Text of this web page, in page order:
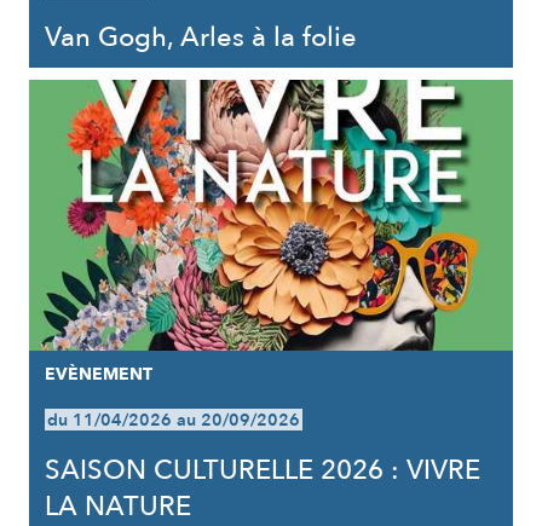
Van Gogh, Arles à la folie
EVÈNEMENT
du 11/04/2026 au 20/09/2026
SAISON CULTURELLE 2026 : VIVRE
LA NATURE